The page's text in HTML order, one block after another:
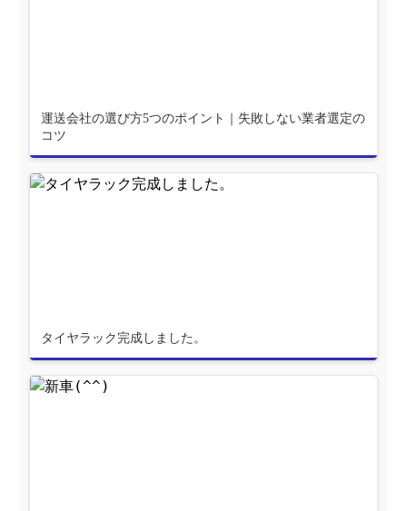
運送会社の選び方5つのポイント｜失敗しない業者選定の
コツ
タイヤラック完成しました。